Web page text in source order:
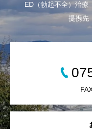
ED（勃起不全）治療
提携先